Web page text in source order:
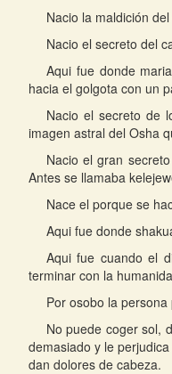
Nacio la maldición
Nacio el secreto del
Aqui fue donde
hacia el golgota con un
Nacio el secreto de
imagen astral del Osha
Nacio el gran
Antes se llamaba
Nace el porque se
Aqui fue donde
Aqui fue cuando el
terminar con la
Por osobo la
No puede coger sol,
demasiado y le
dan dolores de cabeza.